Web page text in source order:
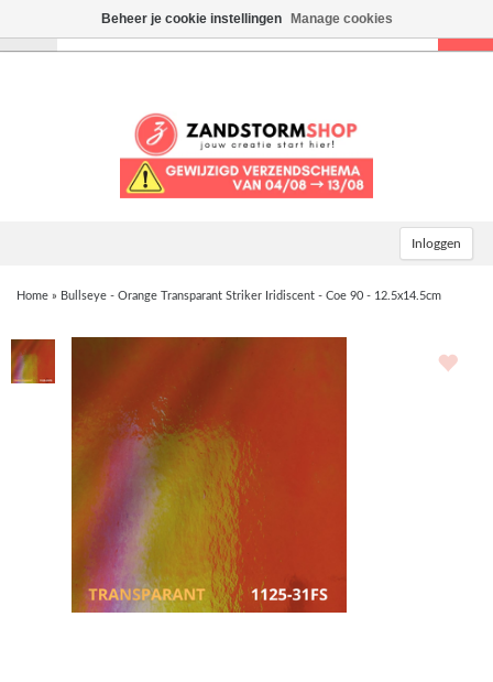
Inloggen
Home » Bullseye - Orange Transparant Striker Iridiscent - Coe 90 - 12.5x14.5cm
Beheer je cookie instellingen Manage cookies